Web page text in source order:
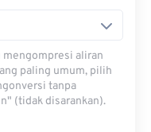
aliran
paling umum, pilih
tanpa
(tidak disarankan).